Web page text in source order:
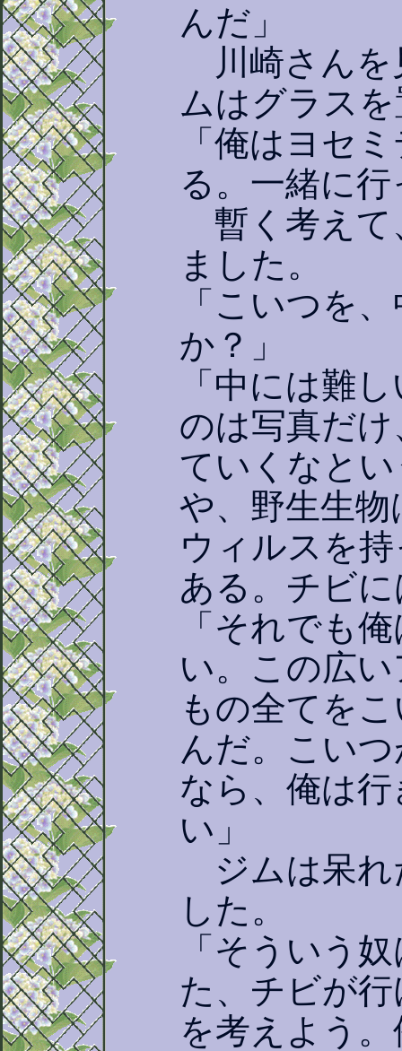
んだ」
川崎さんを
ムはグラス
「俺はヨセ
る。一緒に
暫く考えて
ました。
「こいつを
か？」
「中には難
のは写真だ
ていくなと
や、野生生
ウィルスを
ある。チビ
「それでも
い。この広
もの全てを
んだ。こい
なら、俺は
い」
ジムは呆れ
した。
「そういう
た、チビが
を考えよう